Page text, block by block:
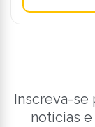
Inscreva-se
notícias